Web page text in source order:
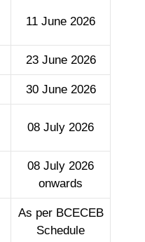
11 June 2026
23 June 2026
30 June 2026
08 July 2026
08 July 2026
onwards
As per BCECEB
Schedule